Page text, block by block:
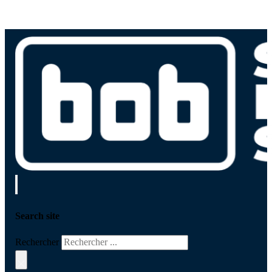
Search site
Rechercher
×